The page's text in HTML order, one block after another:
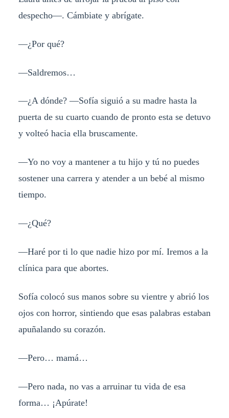
despecho—. Cámbiate y abrígate.
—¿Por qué?
—Saldremos…
—¿A dónde? —Sofía siguió a su madre hasta la
puerta de su cuarto cuando de pronto esta se detuvo
y volteó hacia ella bruscamente.
—Yo no voy a mantener a tu hijo y tú no puedes
sostener una carrera y atender a un bebé al mismo
tiempo.
—¿Qué?
—Haré por ti lo que nadie hizo por mí. Iremos a la
clínica para que abortes.
Sofía colocó sus manos sobre su vientre y abrió los
ojos con horror, sintiendo que esas palabras estaban
apuñalando su corazón.
—Pero… mamá…
—Pero nada, no vas a arruinar tu vida de esa
forma… ¡Apúrate!